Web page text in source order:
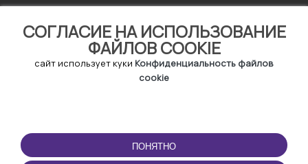
СОГЛАСИЕ НА ИСПОЛЬЗОВАНИЕ
ФАЙЛОВ COOKIE
сайт использует куки Конфиденциальность файлов
cookie
ПОНЯТНО
ЭКСПЛУАТАЦИИ
Условия и положения
ПРИЛОЖЕНИЕ